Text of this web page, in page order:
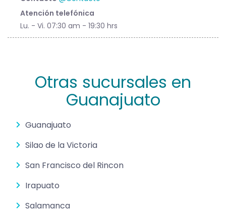
Atención telefónica
Lu. - Vi. 07:30 am - 19:30 hrs
Otras sucursales en
Guanajuato
Guanajuato
Silao de la Victoria
San Francisco del Rincon
Irapuato
Salamanca